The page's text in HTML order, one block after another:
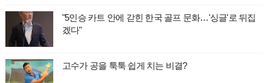
"5인승 카트 안에 갇힌 한국 골프 문화…'싱글'로 뒤집
겠다"
고수가 공을 툭툭 쉽게 치는 비결?